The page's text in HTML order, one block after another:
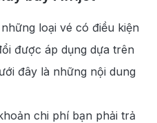
loại vé có điều kiện
được áp dụng dựa trên
đây là những nội dung
chi phí bạn phải trả